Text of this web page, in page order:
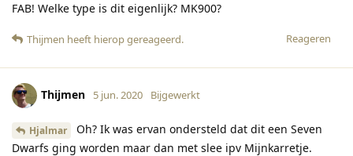
FAB! Welke type is dit eigenlijk? MK900?
Reageren
Thijmen heeft hierop gereageerd.
Thijmen 5 jun. 2020 Bijgewerkt
Hjalmar
Oh? Ik was ervan ondersteld dat dit een Seven
Dwarfs ging worden maar dan met slee ipv Mijnkarretje.